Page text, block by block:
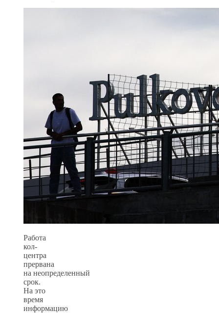
Работа
кол-
центра
прервана
на неопределенный
срок.
На это
время
информацию